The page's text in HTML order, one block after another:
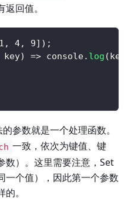
回值。
1 , 4, 9] ) ;
key) => console. log (
参数就是一个处理函数。
一致，依次为键值、键
数）。这里需要注意，Set
一个值），因此第一个参数
。